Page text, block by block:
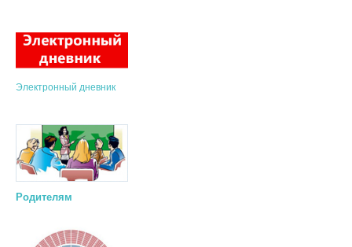
Электронный дневник
Родителям